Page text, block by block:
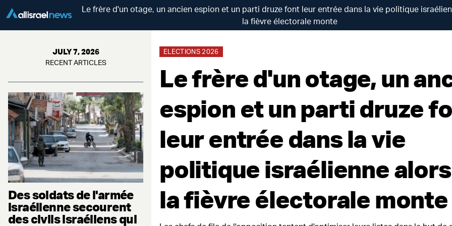
Le frère d'un otage, un ancien espion et un parti druze font leur entrée dans la vie politique
la fièvre électorale monte
JULY 7, 2026
RECENT ARTICLES
Des soldats de l'armée
israélienne secourent
des civils israéliens qui
ELECTIONS 2026
Le frère d'un otage, un
espion et un parti druze
leur entrée dans la vie
politique israélienne
la fièvre électorale monte